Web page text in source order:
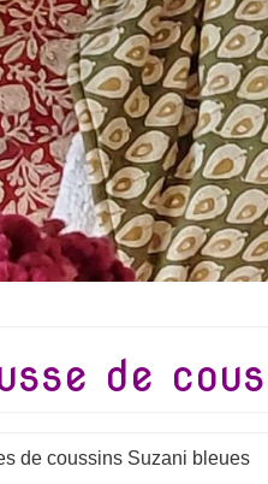
de
de coussins Suzani bleues